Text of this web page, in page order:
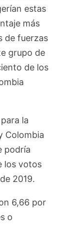
estas
más
de fuerzas
grupo de
de los
la
Colombia
podría
los votos
2019.
6,66 por
o